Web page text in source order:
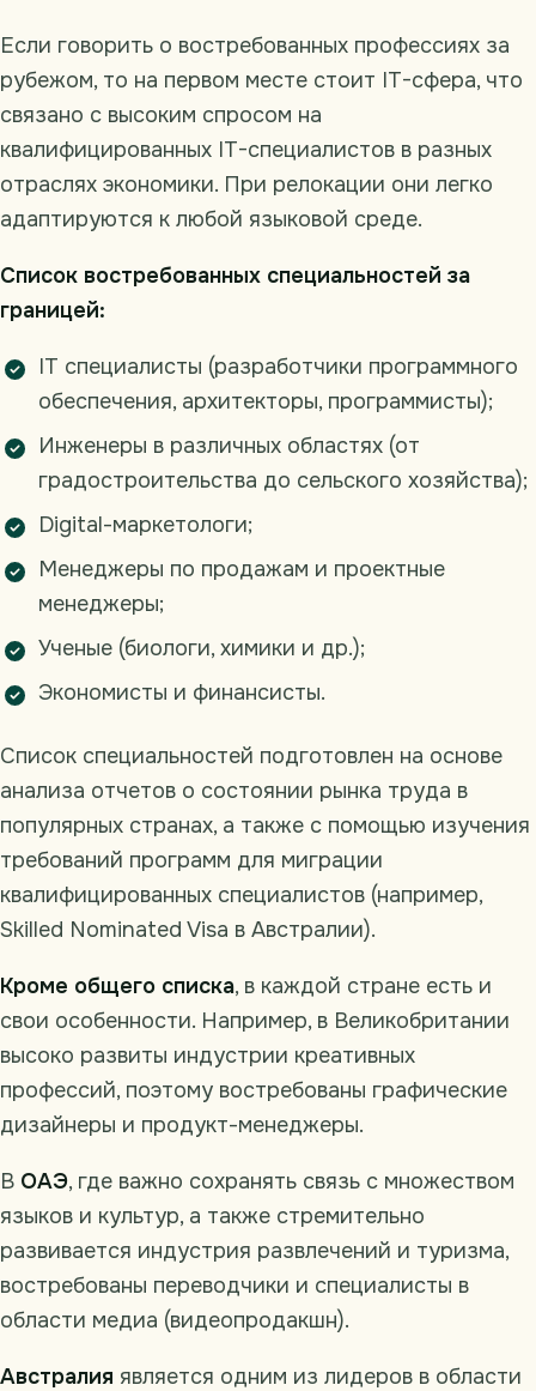
Если говорить о востребованных профессиях за
рубежом, то на первом месте стоит IT-сфера, что
связано с высоким спросом на
квалифицированных IT-специалистов в разных
отраслях экономики. При релокации они легко
адаптируются к любой языковой среде.
Список востребованных специальностей за
границей:
IT специалисты (разработчики программного
обеспечения, архитекторы, программисты);
Инженеры в различных областях (от
градостроительства до сельского хозяйства);
Digital-маркетологи;
Менеджеры по продажам и проектные
менеджеры;
Ученые (биологи, химики и др.);
Экономисты и финансисты.
Список специальностей подготовлен на основе
анализа отчетов о состоянии рынка труда в
популярных странах, а также с помощью изучения
требований программ для миграции
квалифицированных специалистов (например,
Skilled Nominated Visa в Австралии).
Кроме общего списка, в каждой стране есть и
свои особенности. Например, в Великобритании
высоко развиты индустрии креативных
профессий, поэтому востребованы графические
дизайнеры и продукт-менеджеры.
В ОАЭ, где важно сохранять связь с множеством
языков и культур, а также стремительно
развивается индустрия развлечений и туризма,
востребованы переводчики и специалисты в
области медиа (видеопродакшн).
Австралия является одним из лидеров в области